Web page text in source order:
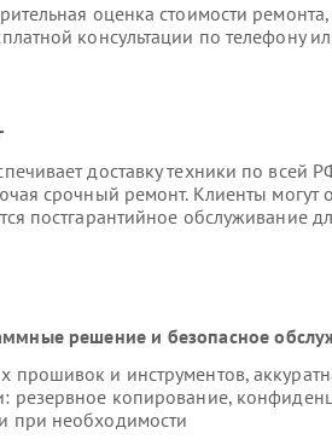
оценка стоимости ремонта,
консультации по телефону
доставку техники по всей
срочный ремонт. Клиенты могут
постгарантийное обслуживание
решение и безопасное
прошивок и инструментов,
резервное копирование,
при необходимости